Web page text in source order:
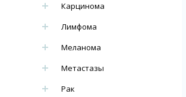
Карцинома
Лимфома
Меланома
Метастазы
Рак